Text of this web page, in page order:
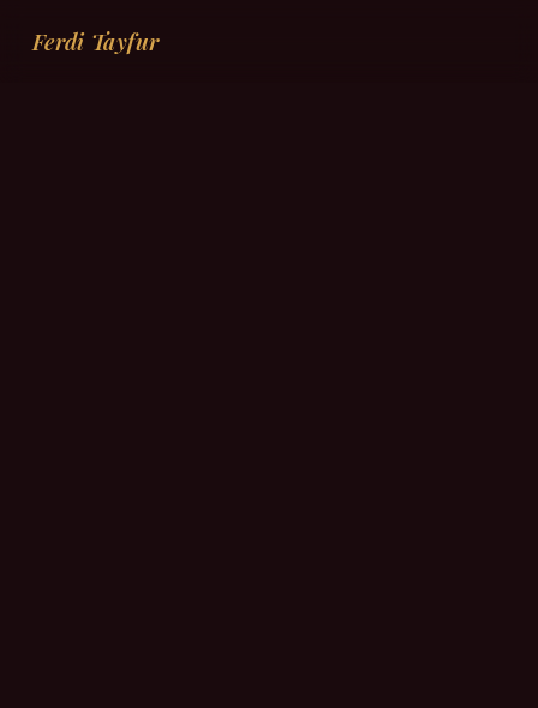
Ferdi Tayfur